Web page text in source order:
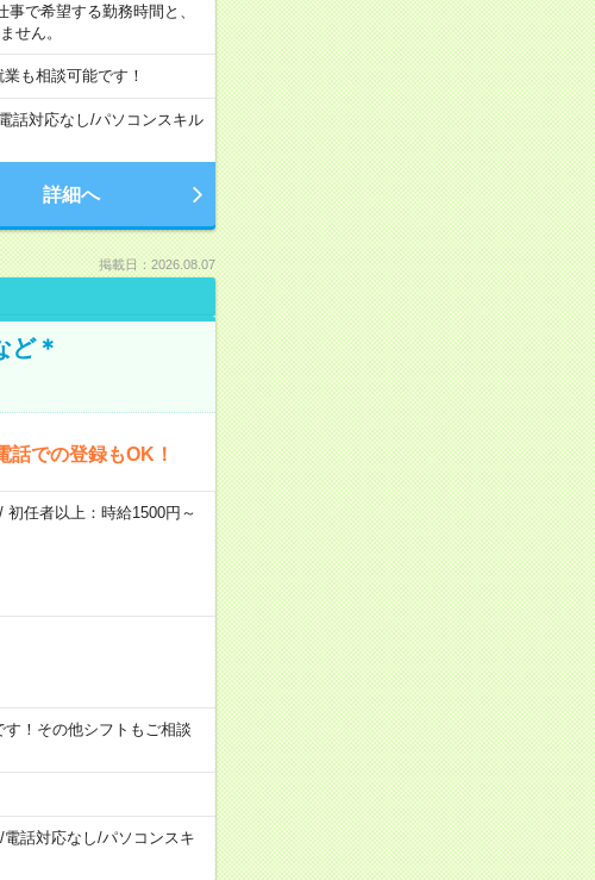
で希望する勤務時間と、
せん。
も相談可能です！
話対応なし/パソコンスキル
詳細へ
掲載日：2026.08.07
ど＊
話での登録もOK！
任者以上：時給1500円～
！その他シフトもご相談
/電話対応なし/パソコンスキ